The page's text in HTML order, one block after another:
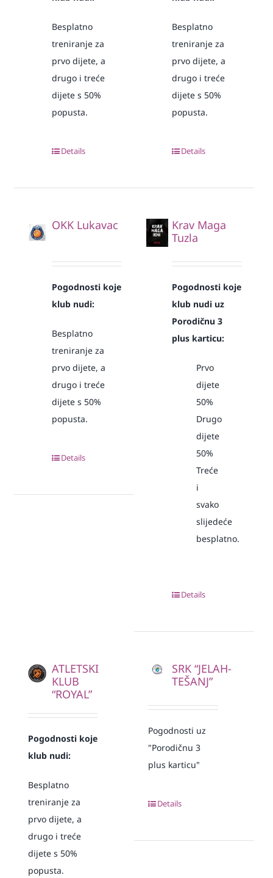
Besplatno
treniranje za
prvo dijete, a
drugo i treće
dijete s 50%
popusta.
Details
Besplatno
treniranje za
prvo dijete, a
drugo i treće
dijete s 50%
popusta.
Details
OKK Lukavac
Pogodnosti koje
klub nudi:
Besplatno
treniranje za
prvo dijete, a
drugo i treće
dijete s 50%
popusta.
Details
Krav Maga
Tuzla
Pogodnosti koje
klub nudi uz
Porodičnu 3
plus karticu:
Prvo
dijete
50%
Drugo
dijete
50%
Treće
i
svako
slijedeće
besplatno.
Details
ATLETSKI
KLUB
“ROYAL”
Pogodnosti koje
klub nudi:
Besplatno
treniranje za
prvo dijete, a
drugo i treće
dijete s 50%
popusta.
SRK “JELAH-
TEŠANJ”
Pogodnosti uz
"Porodičnu 3
plus karticu"
Details